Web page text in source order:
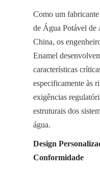
Como um
de Água Potável de
China, os
Enamel
características
especificamente às
exigências
estruturais dos
água.
Design
Conformidade